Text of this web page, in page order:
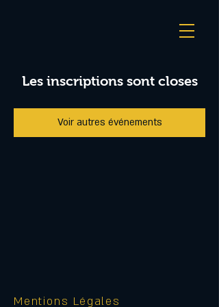
Les inscriptions sont closes
Voir autres événements
Mentions Légales